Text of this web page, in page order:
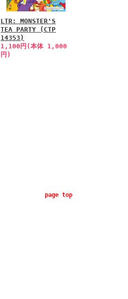
LTR: MONSTER'S
TEA PARTY (CTP
14353)
1,100円(本体 1,000
円)
page top